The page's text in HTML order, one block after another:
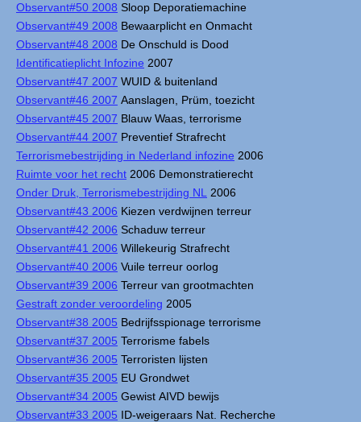
Observant#50 2008 Sloop Deporatiemachine
Observant#49 2008 Bewaarplicht en Onmacht
Observant#48 2008 De Onschuld is Dood
Identificatieplicht Infozine 2007
Observant#47 2007 WUID & buitenland
Observant#46 2007 Aanslagen, Prüm, toezicht
Observant#45 2007 Blauw Waas, terrorisme
Observant#44 2007 Preventief Strafrecht
Terrorismebestrijding in Nederland infozine 2006
Ruimte voor het recht 2006 Demonstratierecht
Onder Druk, Terrorismebestrijding NL
2006
Observant#43 2006 Kiezen verdwijnen terreur
Observant#42 2006 Schaduw terreur
Observant#41 2006 Willekeurig Strafrecht
Observant#40 2006 Vuile terreur oorlog
Observant#39 2006 Terreur van grootmachten
Gestraft zonder veroordeling 2005
Observant#38 2005 Bedrijfsspionage terrorisme
Observant#37 2005 Terrorisme fabels
Observant#36 2005 Terroristen lijsten
Observant#35 2005 EU Grondwet
Observant#34 2005 Gewist AIVD bewijs
Observant#33 2005 ID-weigeraars Nat. Recherche